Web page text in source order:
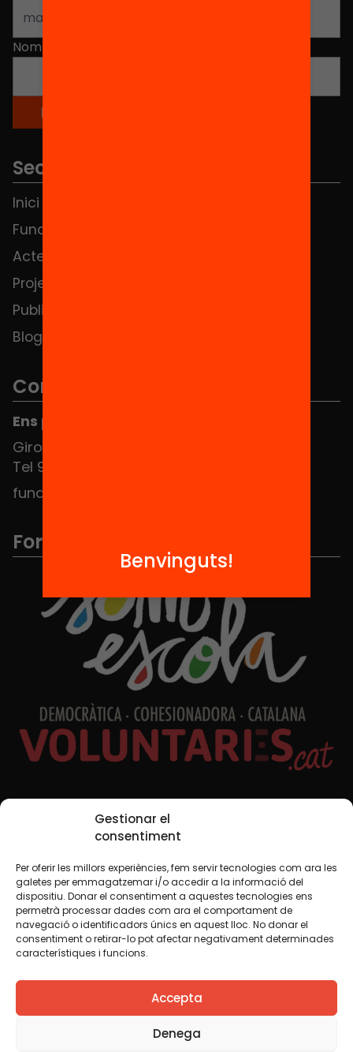
Gestionar el
consentiment
Per oferir les millors experiències, fem servir tecnologies com ara les
galetes per emmagatzemar i/o accedir a la informació del
dispositiu. Donar el consentiment a aquestes tecnologies ens
permetrà processar dades com ara el comportament de
navegació o identificadors únics en aquest lloc. No donar el
consentiment o retirar-lo pot afectar negativament determinades
característiques i funcions.
Accepta
Denega
Nom
Seccions
Inici
Fundació
Actes
Projectes
Publicacions i vídeos
Blog
Contacte
Ens pots trobar al Hub Social
Girona 34, interior 08010 Barcelona
Tel 934 588 700
fundacio@equitat.org
Formem part de...
Xarxes Socials
TWT YTB IG FB IN
Avís legalPolítica de cookies
Creiem que el coneixement s’ha de compartir. Per això
fem servir una llicència Creative Commons, llevat que en
algun material indiquem el contrari. Us animem a copiar,
redistribuir, remesclar o transformar i crear els continguts
Benvinguts!